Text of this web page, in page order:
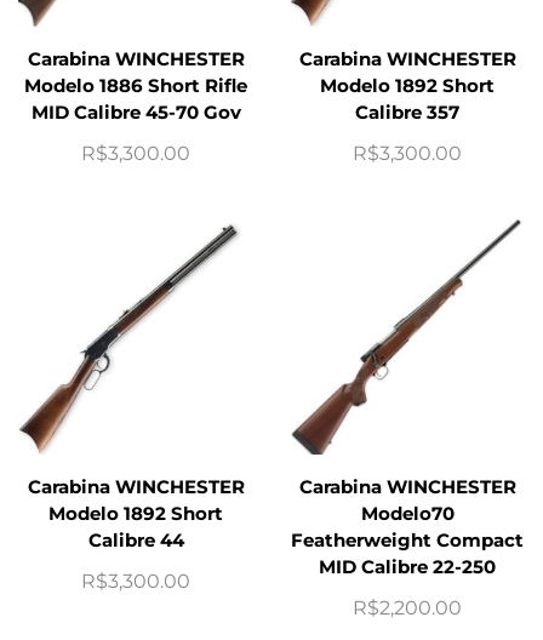
Carabina WINCHESTER
Modelo 1886 Short Rifle
MID Calibre 45-70 Gov
R$3,300.00
Carabina WINCHESTER
Modelo 1892 Short
Calibre 357
R$3,300.00
Carabina WINCHESTER
Modelo 1892 Short
Calibre 44
R$3,300.00
Carabina WINCHESTER
Modelo70
Featherweight Compact
MID Calibre 22-250
R$2,200.00